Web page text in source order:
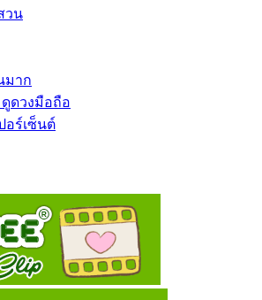
วน
มาก
ดูดวงมือถือ
อร์เซ็นต์